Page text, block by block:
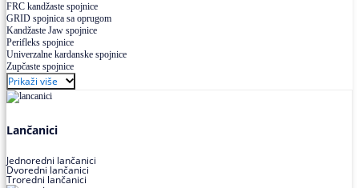
FRC kandžaste spojnice
GRID spojnica sa oprugom
Kandžaste Jaw spojnice
Perifleks spojnice
Univerzalne kardanske spojnice
Zupčaste spojnice
Prikaži više
Lančanici
Jednoredni lančanici
Dvoredni lančanici
Troredni lančanici